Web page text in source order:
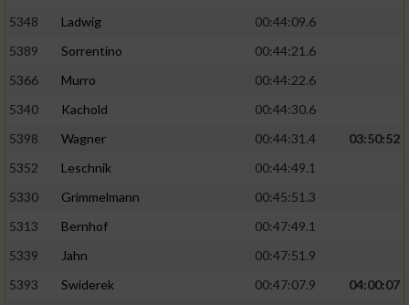
5348
Ladwig
00:44:09.6
5389
Sorrentino
00:44:21.6
5366
Murro
00:44:22.6
5340
Kachold
00:44:30.6
5398
Wagner 00:44:31.4
03:50:52
5352
Leschnik
00:44:49.1
5330
Grimmelmann
00:45:51.3
5313
Bernhof
00:47:49.1
5339
Jahn
00:47:51.9
5393
Swiderek 00:47:07.9
04:00:07